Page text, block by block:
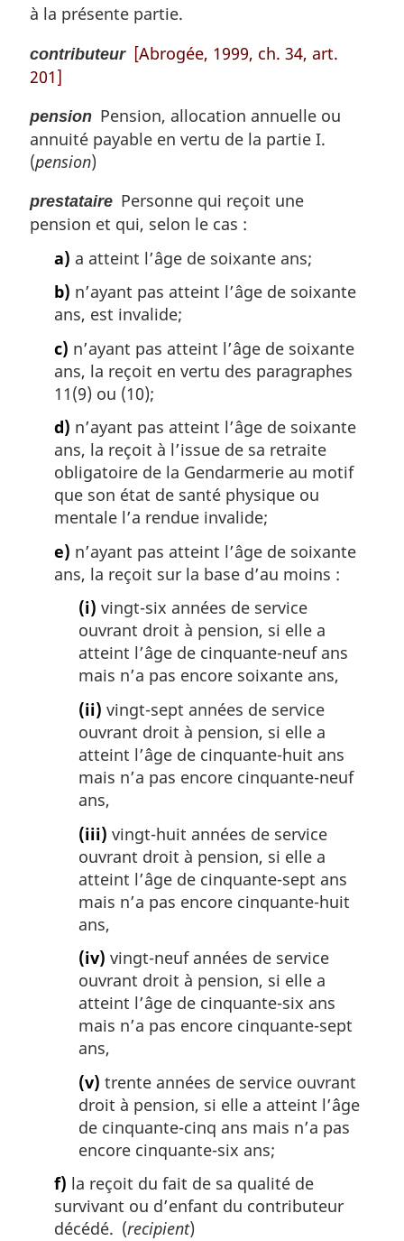
e
a
r
i
n
a
l
e
:
à la présente partie.
contributeur [Abrogée, 1999, ch. 34, art.
201]
pension Pension, allocation annuelle ou
annuité payable en vertu de la partie I.
(pension)
prestataire Personne qui reçoit une
pension et qui, selon le cas :
a) a atteint l’âge de soixante ans;
b) n’ayant pas atteint l’âge de soixante
ans, est invalide;
c) n’ayant pas atteint l’âge de soixante
ans, la reçoit en vertu des paragraphes
11(9) ou (10);
d) n’ayant pas atteint l’âge de soixante
ans, la reçoit à l’issue de sa retraite
obligatoire de la Gendarmerie au motif
que son état de santé physique ou
mentale l’a rendue invalide;
e) n’ayant pas atteint l’âge de soixante
ans, la reçoit sur la base d’au moins :
(i) vingt-six années de service
ouvrant droit à pension, si elle a
atteint l’âge de cinquante-neuf ans
mais n’a pas encore soixante ans,
(ii) vingt-sept années de service
ouvrant droit à pension, si elle a
atteint l’âge de cinquante-huit ans
mais n’a pas encore cinquante-neuf
ans,
(iii) vingt-huit années de service
ouvrant droit à pension, si elle a
atteint l’âge de cinquante-sept ans
mais n’a pas encore cinquante-huit
ans,
(iv) vingt-neuf années de service
ouvrant droit à pension, si elle a
atteint l’âge de cinquante-six ans
mais n’a pas encore cinquante-sept
ans,
(v) trente années de service ouvrant
droit à pension, si elle a atteint l’âge
de cinquante-cinq ans mais n’a pas
encore cinquante-six ans;
f) la reçoit du fait de sa qualité de
survivant ou d’enfant du contributeur
décédé. (recipient)